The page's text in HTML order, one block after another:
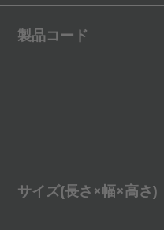
製品コード
サイズ(長さ×幅×高さ)